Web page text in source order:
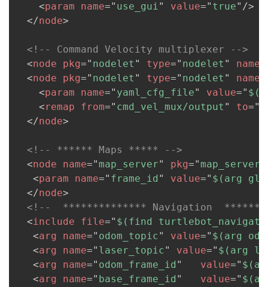
<param name=" use_gui" value=" true" />
</node>
<!-- Command Velocity multiplexer -->
<node pkg=" nodelet " type=" nodelet " name
<node pkg=" nodelet " type=" nodelet " name
<param name=" yaml_cfg_file" value="
<remap from=" cmd_vel_mux/output " to="
</node>
<!-- ****** Maps ***** -->
<node name=" map_server" pkg=" map_server
<param name=" frame_id " value=" $(arg
</node>
<!--  ************** Navigation
<include file=" $(find
<arg name=" odom_topic" value=" $(arg
<arg name=" laser_topic" value=" $(arg
<arg name=" odom_frame_id " value="
<arg name=" base_frame_id " value="